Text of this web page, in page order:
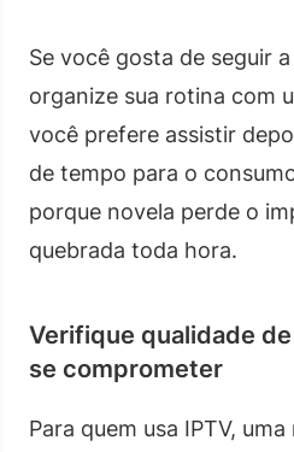
Se você gosta de seguir
organize sua rotina com
você prefere assistir
de tempo para o
porque novela perde o
quebrada toda hora.
Verifique qualidade
se comprometer
Para quem usa IPTV,